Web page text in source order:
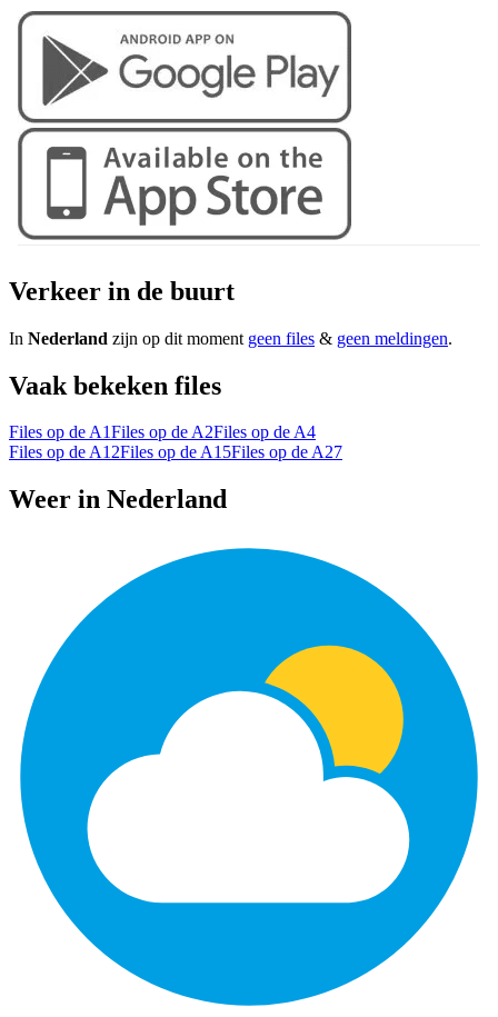
Verkeer in de buurt
In Nederland zijn op dit moment geen files & geen meldingen.
Vaak bekeken files
Files op de A1Files op de A2Files op de A4
Files op de A12Files op de A15Files op de A27
Weer in Nederland